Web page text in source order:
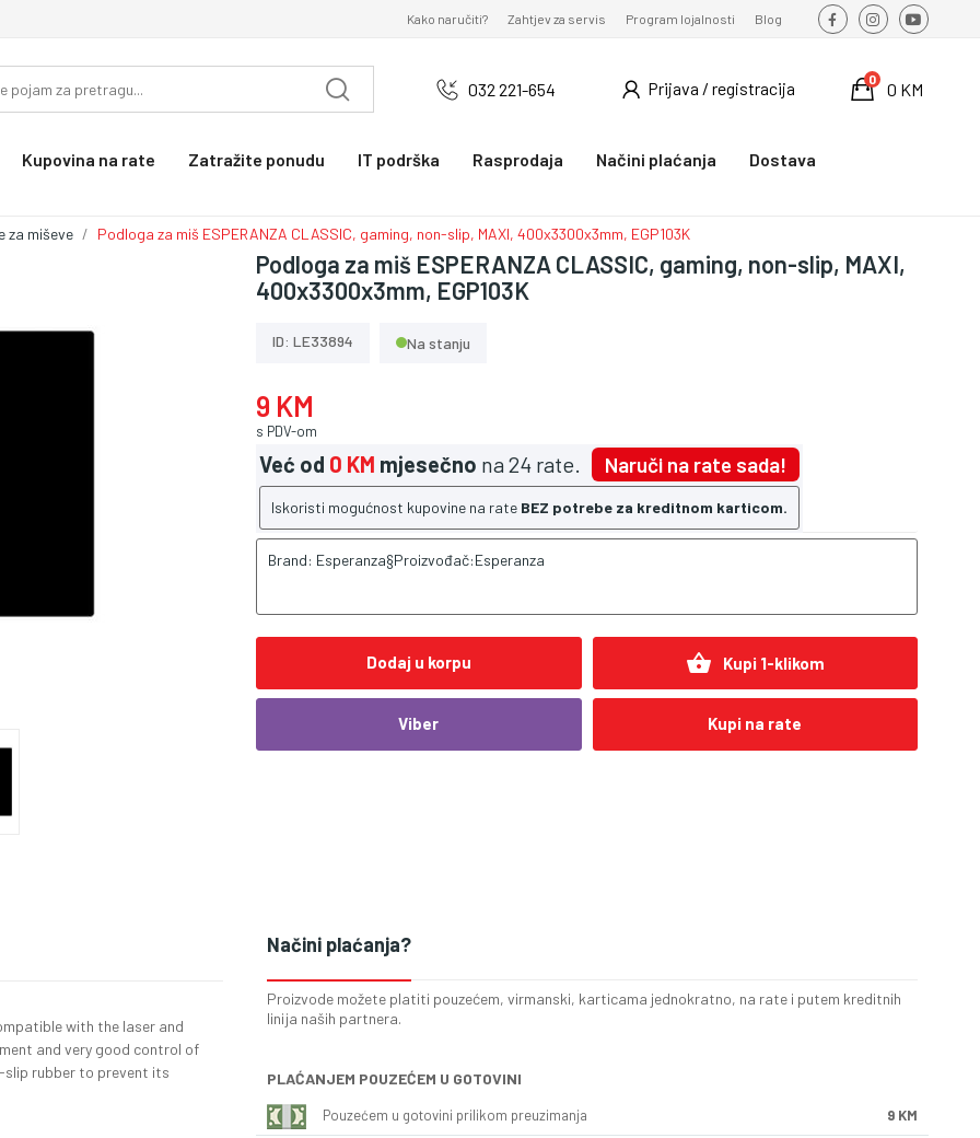
Kako naručiti? Zahtjev za servis Program lojalnosti Blog
032 221-654 Prijava / registracija 0 KM
0
Kupovina na rate Zatražite ponudu IT podrška Rasprodaja Načini plaćanja Dostava
za miševe Podloga za miš ESPERANZA CLASSIC, gaming, non-slip, MAXI, 400x3300x3mm, EGP103K
Podloga za miš ESPERANZA CLASSIC, gaming, non-slip, MAXI,
400x3300x3mm, EGP103K
ID: LE33894 Na stanju
9 KM
s PDV-om
Već od 0 KM mjesečno na 24 rate. Naruči na rate sada!
Iskoristi mogućnost kupovine na rate BEZ potrebe za kreditnom karticom.
Brand: Esperanza§Proizvođač:Esperanza
Dodaj u korpu shopping_basket Kupi 1-klikom
Viber Kupi na rate
with the laser and
and very good control of
slip rubber to prevent its
Načini plaćanja?
Proizvode možete platiti pouzećem, virmanski, karticama jednokratno, na rate i putem kreditnih
linija naših partnera.
PLAĆANJEM POUZEĆEM U GOTOVINI
Pouzećem u gotovini prilikom preuzimanja 9 KM